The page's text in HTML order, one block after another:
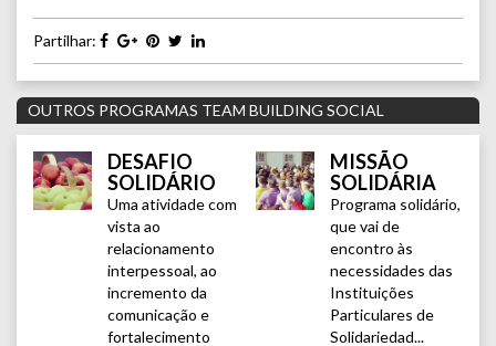
Partilhar:
OUTROS PROGRAMAS TEAM BUILDING SOCIAL
DESAFIO
SOLIDÁRIO
Uma atividade com
vista ao
relacionamento
interpessoal, ao
incremento da
comunicação e
fortalecimento
MISSÃO
SOLIDÁRIA
Programa solidário,
que vai de
encontro às
necessidades das
Instituições
Particulares de
Solidariedad...